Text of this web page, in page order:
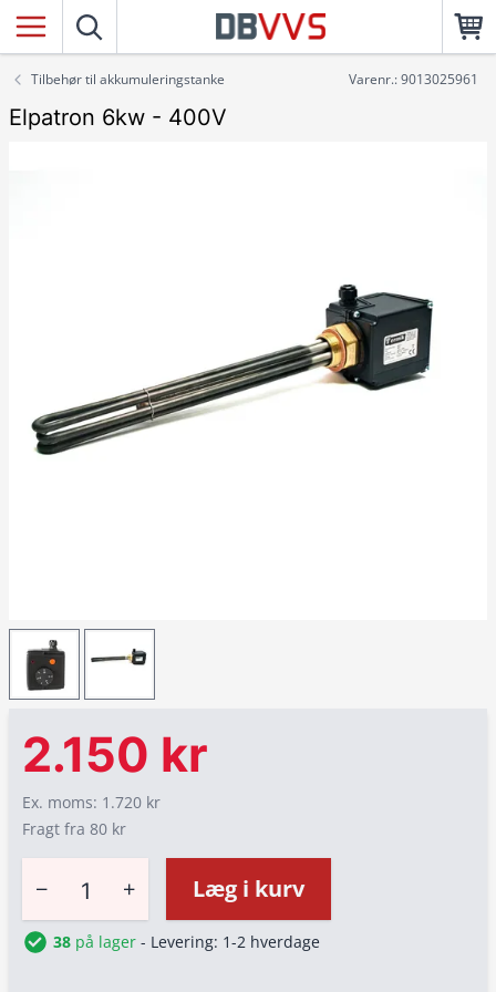
Tilbehør til akkumuleringstanke Varenr.: 9013025961
Elpatron 6kw - 400V
2.150 kr
Ex. moms: 1.720 kr
Fragt fra 80 kr
− + Læg i kurv
38 på lager - Levering: 1-2 hverdage